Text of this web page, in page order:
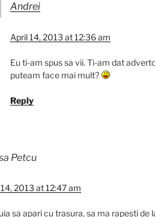
Andrei
April 14, 2013 at 12:36 am
Eu ti-am spus sa vii. Ti-am dat
puteam face mai mult?
Reply
Petcu
2013 at 12:47 am
sa apari cu trasura, sa ma rapesti de